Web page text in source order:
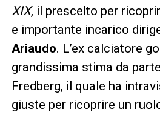
XIX, il prescelto per
e importante incarico
Ariaudo. L’ex calciatore
grandissima stima da
Fredberg, il quale ha
giuste per ricoprire un